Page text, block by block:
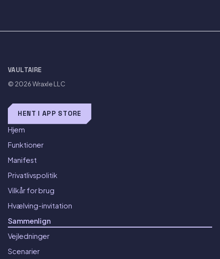
VAULTAIRE
© 2026Wraxle LLC
HENT I APP STORE
Hjem
Funktioner
Manifest
Privatlivspolitik
Vilkår for brug
Hvælving-invitation
Sammenlign
Vejledninger
Scenarier